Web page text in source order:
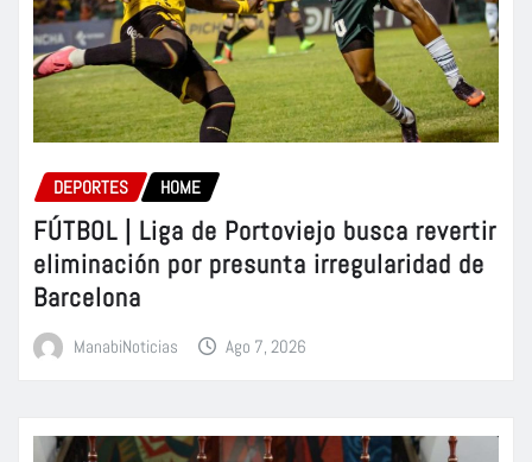
DEPORTES HOME
FÚTBOL | Liga de Portoviejo busca revertir
eliminación por presunta irregularidad de
Barcelona
ManabiNoticias Ago 7, 2026